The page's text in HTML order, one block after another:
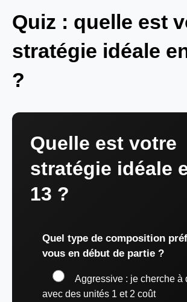
Quiz : quelle est
stratégie idéale
?
Quelle est votre
stratégie idéale
13 ?
Quel type de composition
vous en début de partie ?
Aggressive : je cherche à
avec des unités 1 et 2 coût